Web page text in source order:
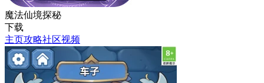
魔法仙境探秘
下载
主页攻略社区视频